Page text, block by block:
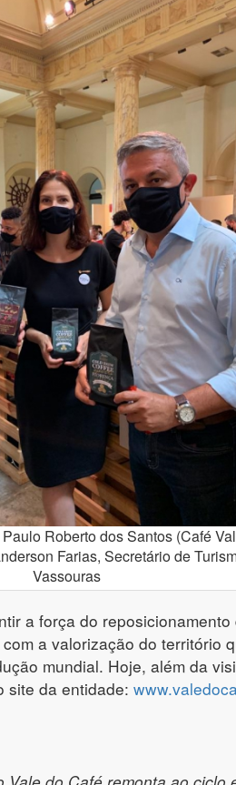
Roberto dos Santos (Café
Farias, Secretário de
Vassouras
a força do
a valorização do território
mundial. Hoje, além da
site da entidade: